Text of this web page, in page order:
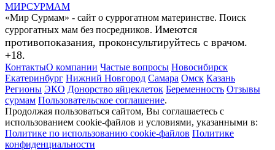
МИРСУРМАМ
«Мир Сурмам» - сайт о суррогатном материнстве. Поиск
суррогатных мам без посредников. Имеются
противопоказания, проконсультируйтесь с врачом.
+18.
КонтактыО компании Частые вопросы Новосибирск
Екатеринбург Нижний Новгород Самара Омск Казань
Регионы ЭКО Донорство яйцеклеток Беременность Отзывы
сурмам Пользовательское соглашение.
Продолжая пользоваться сайтом, Вы соглашаетесь с
использованием cookie-файлов и условиями, указанными в:
Политике по использованию cookie-файлов Политике
конфиденциальности